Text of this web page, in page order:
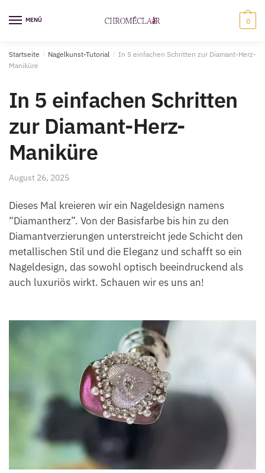
Navigation
Inhalt MENÜ 0
Startseite / Nagelkunst-Tutorial / In 5 einfachen Schritten zur Diamant-Herz-
Maniküre
In 5 einfachen Schritten
zur Diamant-Herz-
Maniküre
August 26, 2025
Dieses Mal kreieren wir ein Nageldesign namens
“Diamantherz”. Von der Basisfarbe bis hin zu den
Diamantverzierungen unterstreicht jede Schicht den
metallischen Stil und die Eleganz und schafft so ein
Nageldesign, das sowohl optisch beeindruckend als
auch luxuriös wirkt. Schauen wir es uns an!